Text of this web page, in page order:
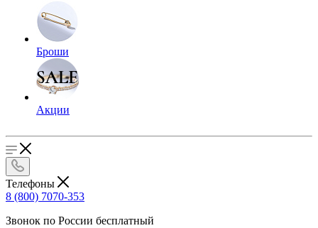
Броши
Акции
Телефоны
8 (800) 7070-353
Звонок по России бесплатный